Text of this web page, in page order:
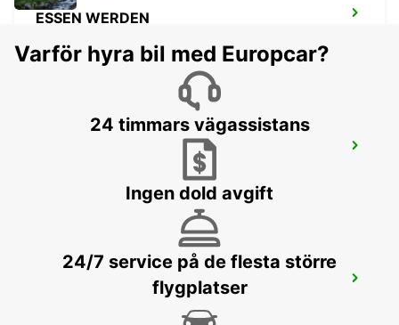
ESSEN WERDEN
MÜLHEIM AN DER RUHR
MUELHEIM AN DER RUHR - GERMANY
Varför hyra bil med Europcar?
24 timmars vägassistans
Ingen dold avgift
24/7 service på de flesta större
flygplatser